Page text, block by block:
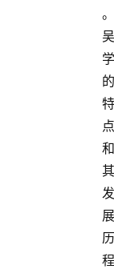
。
吴
学
的
特
点
和
其
发
展
历
程